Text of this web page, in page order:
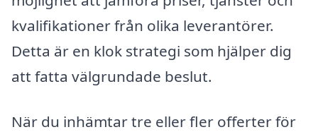
kvalifikationer från olika leverantörer.
Detta är en klok strategi som hjälper dig
att fatta välgrundade beslut.
När du inhämtar tre eller fler offerter för